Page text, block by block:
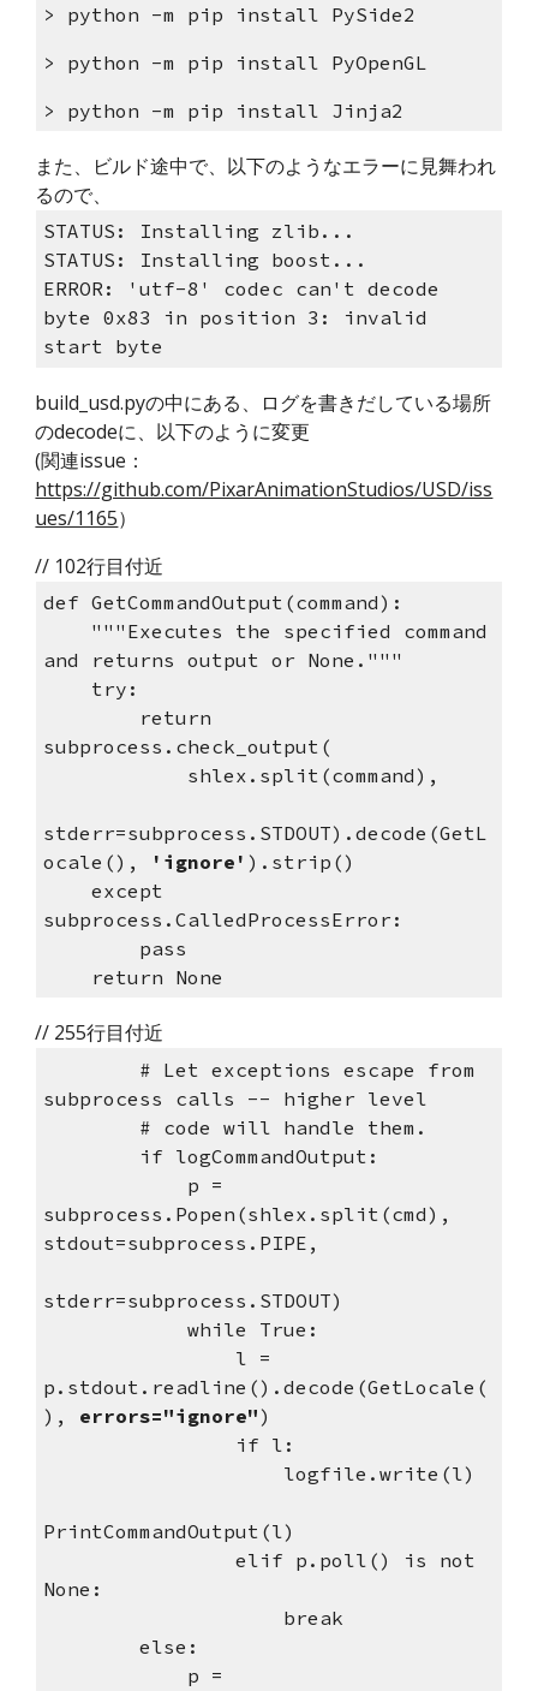
> python -m pip install PySide2
> python -m pip install PyOpenGL
> python -m pip install Jinja2
また、ビルド途中で、以下のようなエラーに見舞われ
るので、
STATUS: Installing zlib...
STATUS: Installing boost...
ERROR: 'utf-8' codec can't decode
byte 0x83 in position 3: invalid
start byte
build_usd.pyの中にある、ログを書きだしている場所
のdecodeに、以下のように変更
(関連issue：
https://github.com/PixarAnimationStudios/USD/iss
ues/1165）
// 102行目付近
def GetCommandOutput(command):
and returns output or None."""
    try:
subprocess.check_output(
            shlex.split(command),
stderr=subprocess.STDOUT).decode(GetL
ocale(),
'ignore' ).strip()
subprocess.CalledProcessError:
        pass
    return None
// 255行目付近
subprocess calls -- higher level
        # code will handle them.
        if logCommandOutput:
subprocess.Popen(shlex.split(cmd),
stdout=subprocess.PIPE,
stderr=subprocess.STDOUT)
            while True:
p.stdout.readline().decode(GetLocale(
), errors="ignore" )
                if l:
                    logfile.write(l)
PrintCommandOutput(l)
None:
                    break
        else: